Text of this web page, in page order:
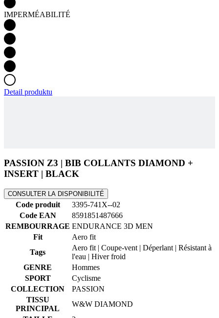
Detail produktu
Code produit
3395-741X--02
Code EAN
8591851487666
Fit
Aero fit
Tags
Aero fit | Coupe-vent | Déperlant | Résistant à
l'eau | Hiver froid
GENRE
Hommes
SPORT
Cyclisme
PASSION
TISSU
PRINCIPAL
W&W DIAMOND
TAILLE
2
Accessoires
RIDE CARE | Crème de chamois 100 ml